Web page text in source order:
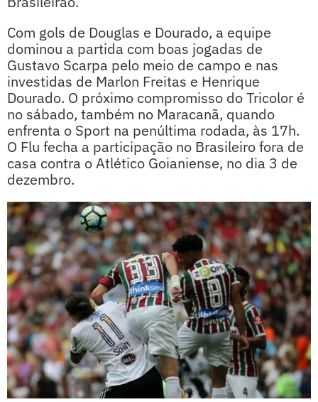
Com gols de Douglas e Dourado, a equipe
dominou a partida com boas jogadas de
Gustavo Scarpa pelo meio de campo e nas
investidas de Marlon Freitas e Henrique
Dourado. O próximo compromisso do Tricolor é
no sábado, também no Maracanã, quando
enfrenta o Sport na penúltima rodada, às 17h.
O Flu fecha a participação no Brasileiro fora de
casa contra o Atlético Goianiense, no dia 3 de
dezembro.